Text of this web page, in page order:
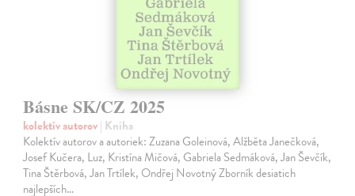
Básne SK/CZ 2025
kolektív autorov| Kniha
Kolektív autorov a autoriek: Zuzana Goleinová, Alžběta Janečková,
Josef Kučera, Luz, Kristína Mičová, Gabriela Sedmáková, Jan Ševčík,
Tina Štěrbová, Jan Trtílek, Ondřej Novotný Zborník desiatich
najlepších…